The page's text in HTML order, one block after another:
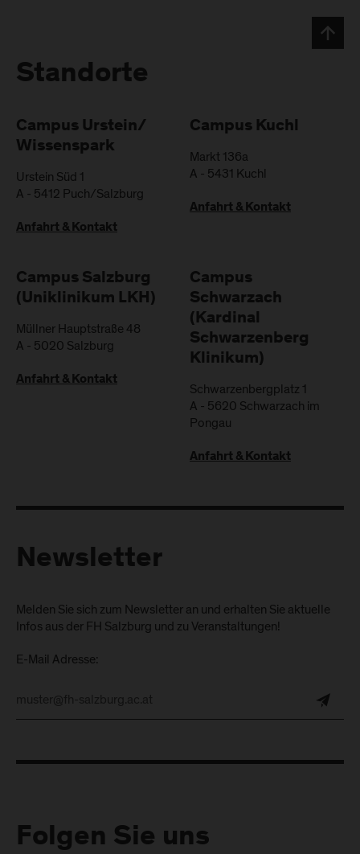
Standorte
Campus Urstein/
Wissenspark
Urstein Süd 1
A - 5412 Puch/Salzburg
Anfahrt & Kontakt
Campus Kuchl
Markt 136a
A - 5431 Kuchl
Anfahrt & Kontakt
Campus Salzburg
(Uniklinikum LKH)
Müllner Hauptstraße 48
A - 5020 Salzburg
Anfahrt & Kontakt
Campus
Schwarzach
(Kardinal
Schwarzenberg
Klinikum)
Schwarzenbergplatz 1
A - 5620 Schwarzach im
Pongau
Anfahrt & Kontakt
Newsletter
Melden Sie sich zum Newsletter an und erhalten Sie aktuelle
Infos aus der FH Salzburg und zu Veranstaltungen!
E-Mail Adresse:
Folgen Sie uns